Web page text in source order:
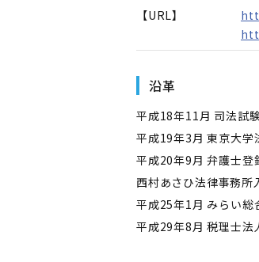
【URL】
沿革
平成18年11月 司法試
平成19年3月 東京大学
平成20年9月 弁護士登
西村あさひ法律事務所
平成25年1月 みらい総
平成29年8月 税理士法